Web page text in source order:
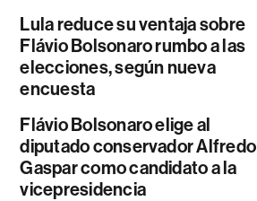
Lula reduce su ventaja sobre
Flávio Bolsonaro rumbo a las
elecciones, según nueva
encuesta
Flávio Bolsonaro elige al
diputado conservador Alfredo
Gaspar como candidato a la
vicepresidencia